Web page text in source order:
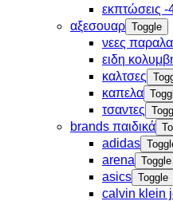
εκπτώσεις
αξεσουαρ Toggle
νεες
ειδη
καλτσες
καπελα
τσαντες
brands παιδικά
adidas
arena Toggle
asics Toggle
calvin klein